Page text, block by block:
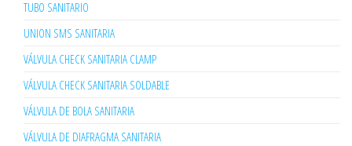
TUBO SANITARIO
UNION SMS SANITARIA
VÁLVULA CHECK SANITARIA CLAMP
VÁLVULA CHECK SANITARIA SOLDABLE
VÁLVULA DE BOLA SANITARIA
VÁLVULA DE DIAFRAGMA SANITARIA